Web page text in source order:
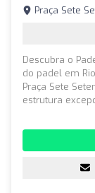
Praça Sete
Descubra o
do padel em
Praça Sete
estrutura